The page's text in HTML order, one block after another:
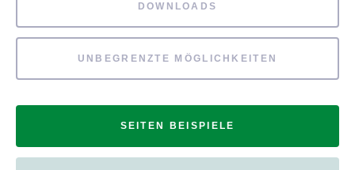
DOWNLOADS
UNBEGRENZTE MÖGLICHKEITEN
SEITEN BEISPIELE